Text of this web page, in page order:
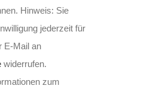
Hinweis: Sie
jederzeit für
E-Mail an
widerrufen.
zum